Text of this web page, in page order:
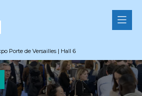
Porte de Versailles | Hall 6